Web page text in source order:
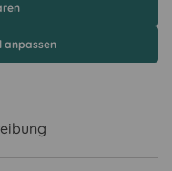
anpassen